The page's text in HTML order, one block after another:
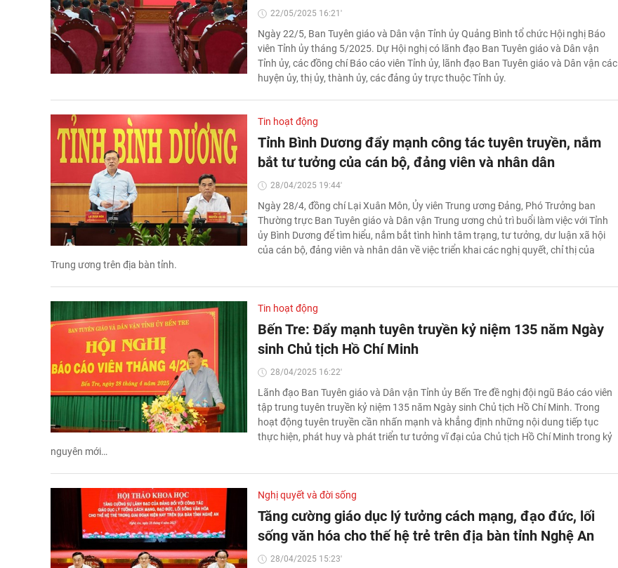
22/05/2025 16:21'
Ngày 22/5, Ban Tuyên giáo và Dân vận Tỉnh ủy Quảng Bình tổ chức Hội nghị Báo
viên Tỉnh ủy tháng 5/2025. Dự Hội nghị có lãnh đạo Ban Tuyên giáo và Dân vận
Tỉnh ủy, các đồng chí Báo cáo viên Tỉnh ủy, lãnh đạo Ban Tuyên giáo và Dân vận các
huyện ủy, thị ủy, thành ủy, các đảng ủy trực thuộc Tỉnh ủy.
Tin hoạt động
Tỉnh Bình Dương đẩy mạnh công tác tuyên truyền, nắm
bắt tư tưởng của cán bộ, đảng viên và nhân dân
28/04/2025 19:44'
Ngày 28/4, đồng chí Lại Xuân Môn, Ủy viên Trung ương Đảng, Phó Trưởng ban
Thường trực Ban Tuyên giáo và Dân vận Trung ương chủ trì buổi làm việc với Tỉnh
ủy Bình Dương để tìm hiểu, nắm bắt tình hình tâm trạng, tư tưởng, dư luận xã hội
của cán bộ, đảng viên và nhân dân về việc triển khai các nghị quyết, chỉ thị của
Trung ương trên địa bàn tỉnh.
Tin hoạt động
Bến Tre: Đẩy mạnh tuyên truyền kỷ niệm 135 năm Ngày
sinh Chủ tịch Hồ Chí Minh
28/04/2025 16:22'
Lãnh đạo Ban Tuyên giáo và Dân vận Tỉnh ủy Bến Tre đề nghị đội ngũ Báo cáo viên
tập trung tuyên truyền kỷ niệm 135 năm Ngày sinh Chủ tịch Hồ Chí Minh. Trong
hoạt động tuyên truyền cần nhấn mạnh và khẳng định những nội dung tiếp tục
thực hiện, phát huy và phát triển tư tưởng vĩ đại của Chủ tịch Hồ Chí Minh trong kỷ
nguyên mới…
Nghị quyết và đời sống
Tăng cường giáo dục lý tưởng cách mạng, đạo đức, lối
sống văn hóa cho thế hệ trẻ trên địa bàn tỉnh Nghệ An
28/04/2025 15:23'